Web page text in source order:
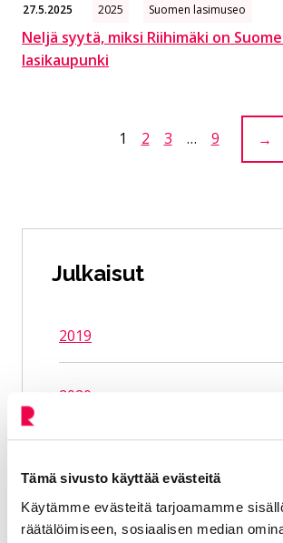
Tämä sivusto käyttää evästeitä
Käytämme evästeitä tarjoamamme
räätälöimiseen, sosiaalisen median
27.5.2025 2025 Suomen lasimuseo
Neljä syytä, miksi Riihimäki on
lasikaupunki
Sivu:
1 Sivu:
2 Sivu:
3 … Sivu:
9 →
Julkaisut
2019
2020
2022